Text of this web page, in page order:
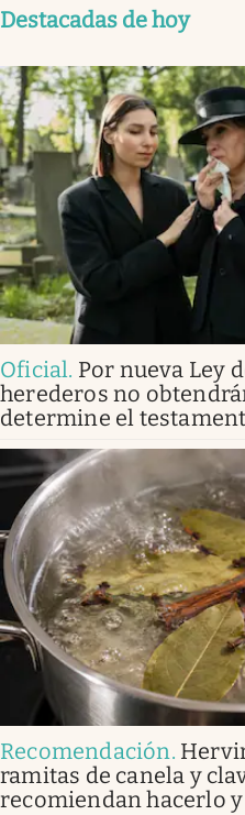
Destacadas de hoy
Oficial. Por nueva Ley
herederos no
determine el
Recomendación.
ramitas de canela y
recomiendan hacerlo